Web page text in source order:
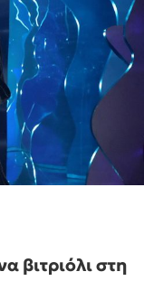
βιτριόλι στη